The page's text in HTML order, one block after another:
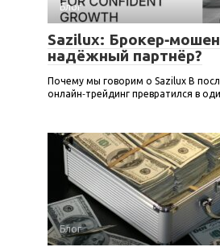
Блог
Sazilux:
надёжный партнёр?
Почему мы говорим о Sazilux В
онлайн‑трейдинг превратился в
Блог